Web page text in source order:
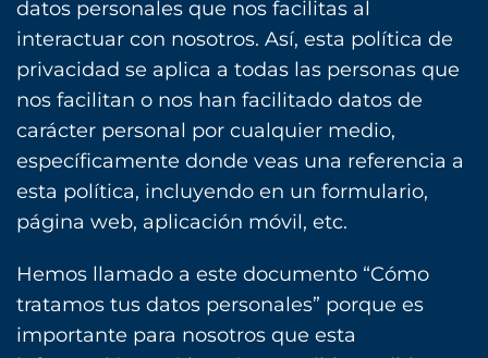
datos personales que nos facilitas al
interactuar con nosotros. Así, esta política de
privacidad se aplica a todas las personas que
nos facilitan o nos han facilitado datos de
carácter personal por cualquier medio,
específicamente donde veas una referencia a
esta política, incluyendo en un formulario,
página web, aplicación móvil, etc.
Hemos llamado a este documento “Cómo
tratamos tus datos personales” porque es
importante para nosotros que esta